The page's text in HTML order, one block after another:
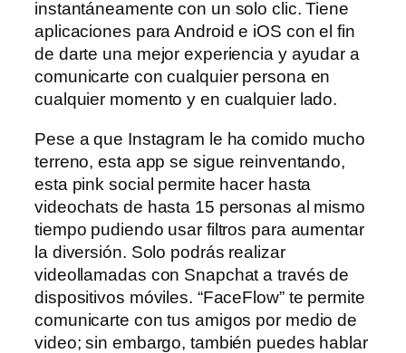
instantáneamente con un solo clic. Tiene
aplicaciones para Android e iOS con el fin
de darte una mejor experiencia y ayudar a
comunicarte con cualquier persona en
cualquier momento y en cualquier lado.
Pese a que Instagram le ha comido mucho
terreno, esta app se sigue reinventando,
esta pink social permite hacer hasta
videochats de hasta 15 personas al mismo
tiempo pudiendo usar filtros para aumentar
la diversión. Solo podrás realizar
videollamadas con Snapchat a través de
dispositivos móviles. “FaceFlow” te permite
comunicarte con tus amigos por medio de
video; sin embargo, también puedes hablar